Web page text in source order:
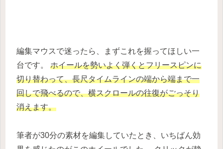
編集マウスで迷ったら、まずこれを握ってほしい一
台です。 ホイールを勢いよく弾くとフリースピンに
切り替わって、長尺タイムラインの端から端まで一
回しで飛べるので、横スクロールの往復がごっそり
消えます。
筆者が30分の素材を編集していたとき、いちばん効